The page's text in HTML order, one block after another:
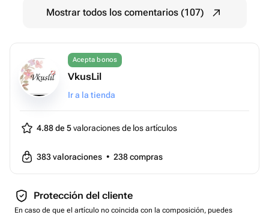
Mostrar todos los comentarios (107)
Acepta bonos
VkusLil
Ir a la tienda
4.88 de 5valoraciones de los artículos
383valoraciones • 238compras
Protección del cliente
En caso de que el artículo no coincida con la composición, puedes